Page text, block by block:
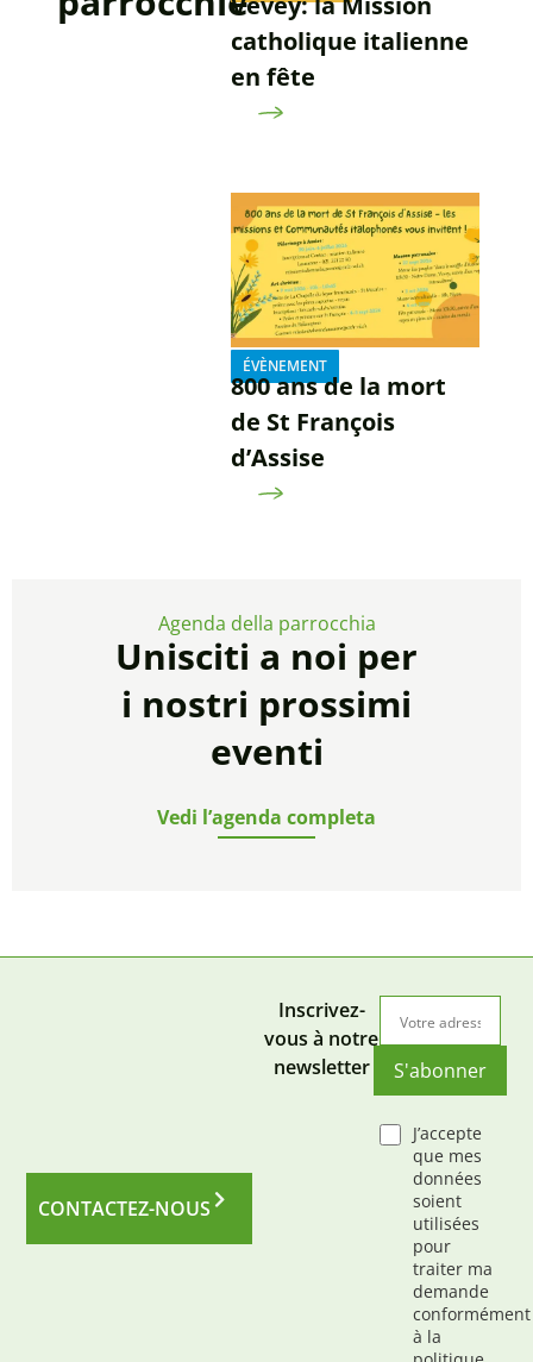
catholique italienne
en fête
ÉVÈNEMENT
800 ans de la mort
de St François
d’Assise
Agenda della parrocchia
Unisciti a noi per
i nostri prossimi
eventi
Vedi l’agenda completa
CONTACTEZ-NOUS
Inscrivez-
vous à notre
newsletter
S'abonner
J’accepte
que mes
données
soient
utilisées
pour
traiter ma
demande
conformément
à la